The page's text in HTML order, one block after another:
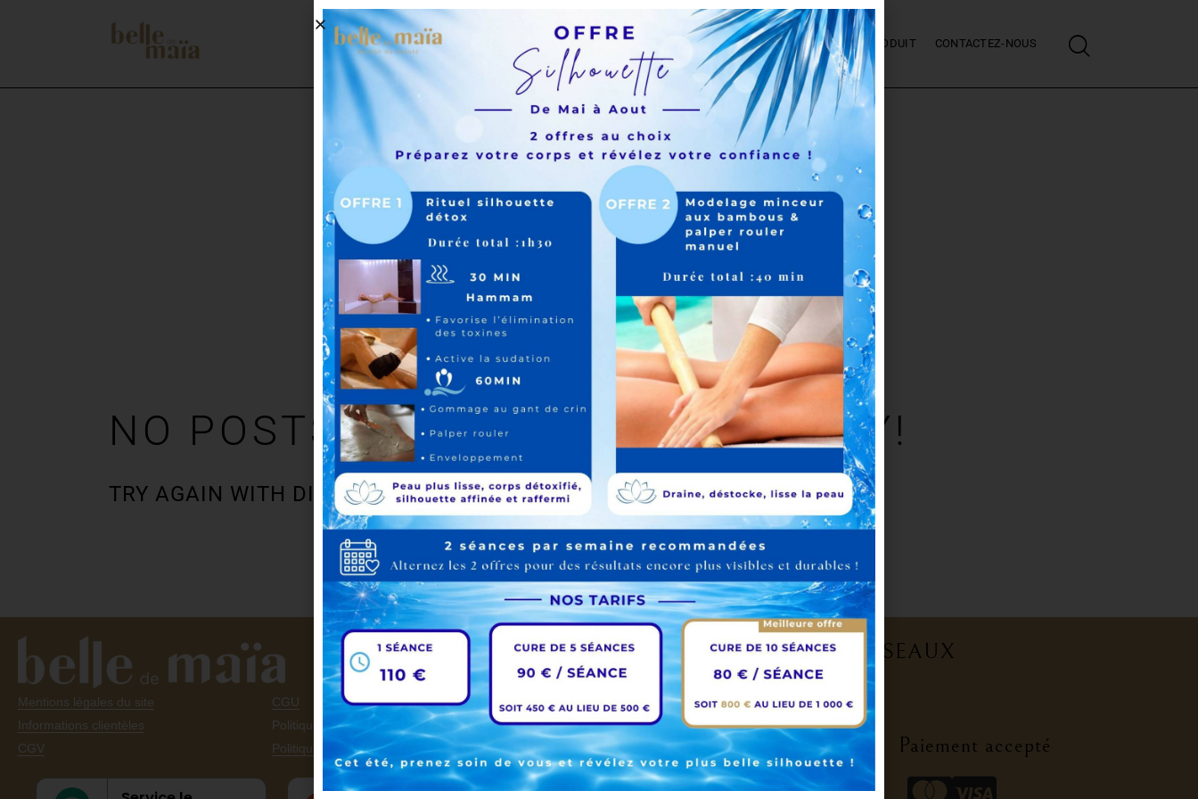
LA MAISON DE BEAUTÉ RÉSERVATION J’OFFRE UN BON CADEAU J’ACHÈTE UN PRODUIT CONTACTEZ-NOUS
ALL SERVICES
ALL SERVICES
NO POSTS FOUND ON YOUR QUERY!
TRY AGAIN WITH DIFFERENT PARAMETERS ...
Mentions légales du site
Informations clientèles
CGV
CGU
Politiques des cookies
Politique de confidentialité
SUIVEZ-NOUS SUR LES RÉSEAUX
Informations Maison de Beauté
31 Rue du Bœuf,
69005 Lyon
Paiement accepté